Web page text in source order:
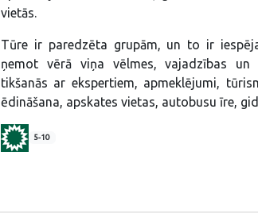
vietās.
Tūre ir paredzēta grupām, un to ir
ņemot vērā viņa vēlmes, vajadzības
tikšanās ar ekspertiem, apmeklējumi,
ēdināšana, apskates vietas, autobusu īre,
5-10